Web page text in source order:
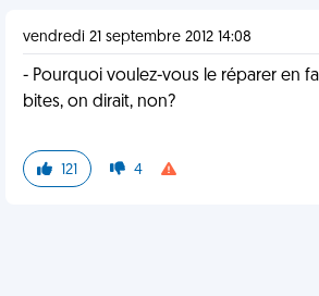
vendredi 21 septembre 2012 14:08
- Pourquoi voulez-vous le réparer en
bites, on dirait, non?
121 4